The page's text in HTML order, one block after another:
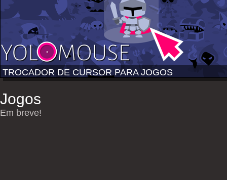
TROCADOR DE CURSOR PARA JOGOS
Jogos
Em breve!